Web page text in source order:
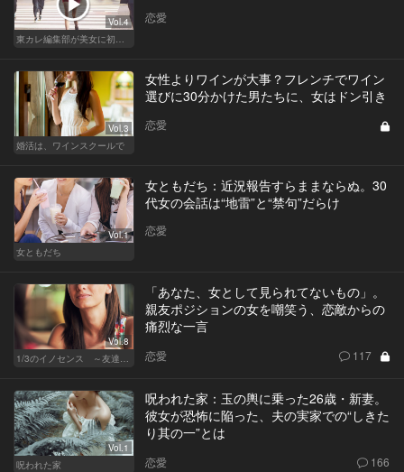
Vol.4
恋愛
Vol.3
婚活は、ワインスクールで
女性よりワインが大事？フレンチでワイン
選びに30分かけた男たちに、女はドン引き
恋愛
Vol.1
女ともだち
女ともだち：近況報告すらままならぬ。30
代女の会話は“地雷”と“禁句”だらけ
恋愛
Vol.8
「あなた、女として見られてないもの」。
親友ポジションの女を嘲笑う、恋敵からの
痛烈な一言
恋愛 117
Vol.1
呪われた家
呪われた家：玉の輿に乗った26歳・新妻。
彼女が恐怖に陥った、夫の実家での“しきた
り其の一”とは
恋愛 166